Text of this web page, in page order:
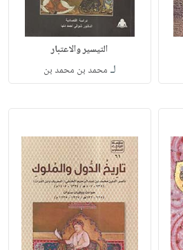
التيسير والاعتبار
لـ محمد بن محمد بن